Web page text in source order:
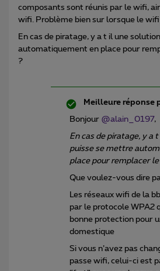
composants sont réunis par le wifi,
wifi. Problème bien sur lorsque le wifi
En cas de piratage, y a t il une
automatiquement en place pour
?
Meilleure réponse
Bonjour @alain_0197,
En cas de piratage, y a
puisse se mettre
place pour remplacer
Que voulez-vous dire
Les réseaux wifi de la
par le protocole WPA2
bonne protection pour
domestique
Si vous n’avez pas
passe wifi, celui-ci est